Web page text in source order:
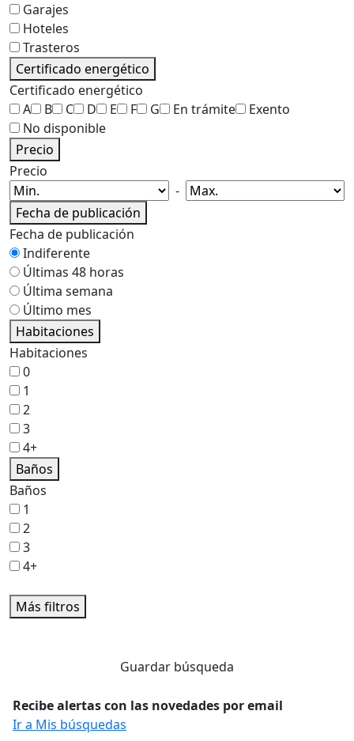
Garajes
Hoteles
Trasteros
Certificado energético
Certificado energético
A
B C D E F G En trámite
Exento
No disponible
Precio
Precio
-
Fecha de publicación
Fecha de publicación
Indiferente
Últimas 48 horas
Última semana
Último mes
Habitaciones
Habitaciones
0
1
2
3
4+
Baños
Baños
1
2
3
4+
Más filtros
Guardar búsqueda
Recibe alertas con las novedades por email
Ir a Mis búsquedas